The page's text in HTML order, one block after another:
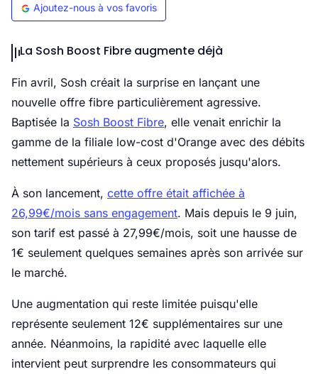
Ajoutez-nous à vos favoris
La Sosh Boost Fibre augmente déjà
Fin avril, Sosh créait la surprise en lançant une
nouvelle offre fibre particulièrement agressive.
Baptisée la Sosh Boost Fibre, elle venait enrichir la
gamme de la filiale low-cost d'Orange avec des débits
nettement supérieurs à ceux proposés jusqu'alors.
À son lancement, cette offre était affichée à
26,99€/mois sans engagement. Mais depuis le 9 juin,
son tarif est passé à 27,99€/mois, soit une hausse de
1€ seulement quelques semaines après son arrivée sur
le marché.
Une augmentation qui reste limitée puisqu'elle
représente seulement 12€ supplémentaires sur une
année. Néanmoins, la rapidité avec laquelle elle
intervient peut surprendre les consommateurs qui